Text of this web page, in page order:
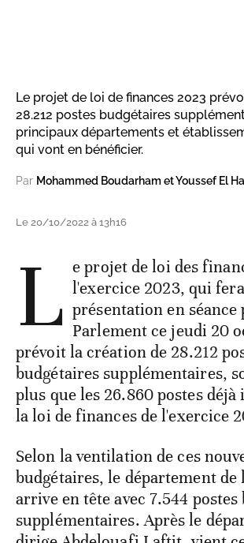
Le projet de loi de finances 2023
28.212 postes budgétaires
principaux départements et
qui vont en bénéficier.
Par Mohammed Boudarham et Youssef El
Le 20/10/2022 à 13h16
L e projet de loi des
l'exercice 2023, qui fera
présentation en séance
Parlement ce jeudi 20
prévoit la création de 28.212
budgétaires supplémentaires,
plus que les 26.860 postes
la loi de finances de l'exercice
Selon la ventilation de ces
budgétaires, le département de
arrive en tête avec 7.544
supplémentaires. Après le